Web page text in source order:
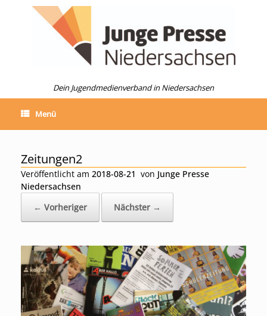
Dein Jugendmedienverband in Niedersachsen
Menü
Zeitungen2
Veröffentlicht am 2018-08-21 von Junge Presse
Niedersachsen
← Vorheriger
Nächster →